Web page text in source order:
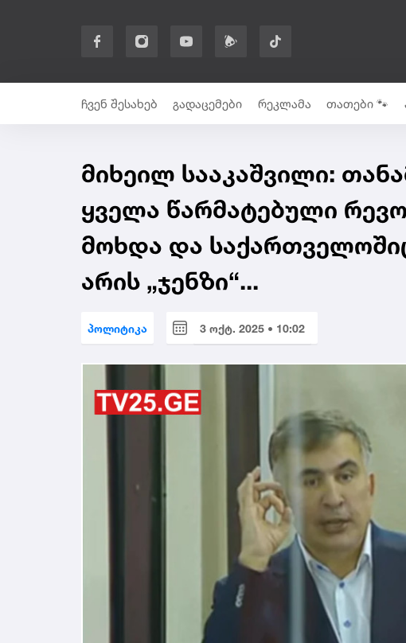
ჩვენ შესახებ გადაცემები რეკლამა თათები 🐾
მიხეილ სააკაშვილი:
ყველა წარმატებული
მოხდა და
არის „ჯენზი“...
პოლიტიკა 3 ოქტ. 2025 • 10:02